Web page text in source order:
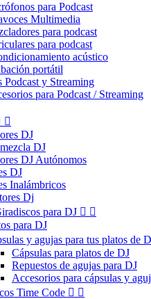
para Podcast
Multimedia
para podcast
para podcast
acústico
portátil
Podcast y Streaming
para Podcast / Streaming

DJ
DJ
DJ Autónomos
DJ
Inalámbricos
Dj
para DJ  
para DJ
y agujas para tus platos de
Cápsulas para platos de DJ
Repuestos de agujas para DJ
Accesorios para cápsulas y
Time Code  